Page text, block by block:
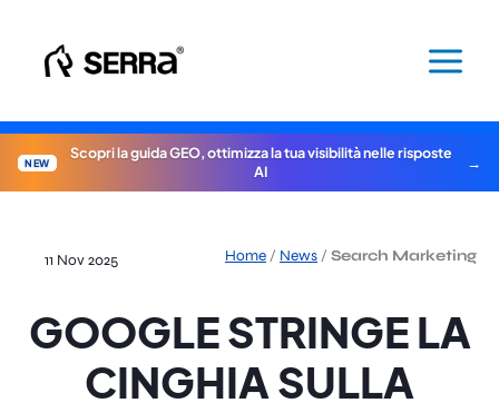
contenuto
NEW
Scopri la guida GEO, ottimizza la tua visibilità nelle risposte
AI
Home / News / Search Marketing
11 Nov 2025
GOOGLE STRINGE LA
CINGHIA SULLA